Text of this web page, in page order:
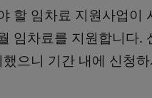
할 임차료 지원사업이
임차료를 지원합니다.
으니 기간 내에 신청